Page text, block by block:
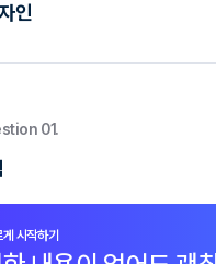
인
01.
게 시작하기